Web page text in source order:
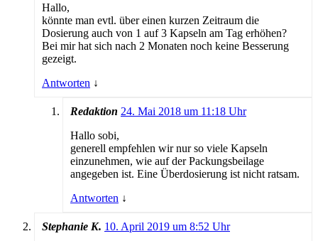
Hallo,
könnte man evtl. über einen kurzen Zeitraum die
Dosierung auch von 1 auf 3 Kapseln am Tag erhöhen?
Bei mir hat sich nach 2 Monaten noch keine Besserung
gezeigt.
Antworten ↓
Redaktion 24. Mai 2018 um 11:18 Uhr
Hallo sobi,
generell empfehlen wir nur so viele Kapseln
einzunehmen, wie auf der Packungsbeilage
angegeben ist. Eine Überdosierung ist nicht ratsam.
Antworten ↓
Stephanie K. 10. April 2019 um 8:52 Uhr